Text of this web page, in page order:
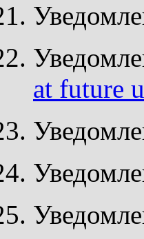
at future